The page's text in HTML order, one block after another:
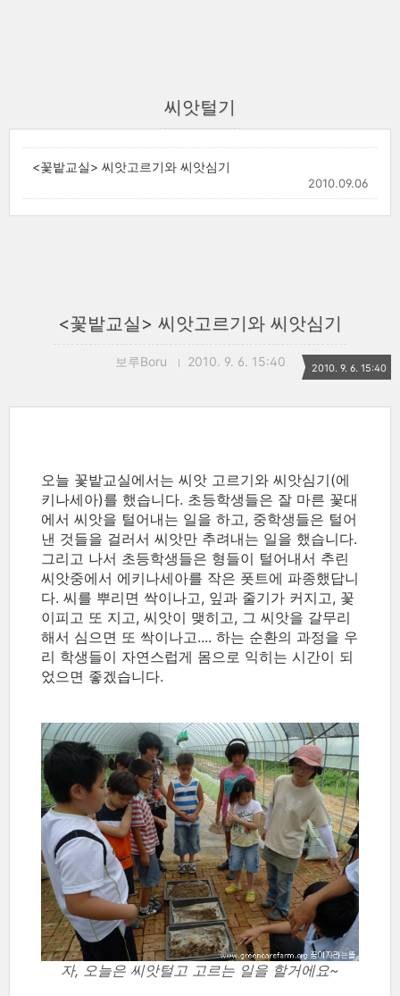
씨앗털기
<꽃밭교실> 씨앗고르기와 씨앗심기
2010.09.06
<꽃밭교실> 씨앗고르기와 씨앗심기
보루Boru 2010. 9. 6. 15:40 2010. 9. 6. 15:40
오늘 꽃밭교실에서는 씨앗 고르기와 씨앗심기(에
키나세아)를 했습니다. 초등학생들은 잘 마른 꽃대
에서 씨앗을 털어내는 일을 하고, 중학생들은 털어
낸 것들을 걸러서 씨앗만 추려내는 일을 했습니다.
그리고 나서 초등학생들은 형들이 털어내서 추린
씨앗중에서 에키나세아를 작은 폿트에 파종했답니
다. 씨를 뿌리면 싹이나고, 잎과 줄기가 커지고, 꽃
이피고 또 지고, 씨앗이 맺히고, 그 씨앗을 갈무리
해서 심으면 또 싹이나고.... 하는 순환의 과정을 우
리 학생들이 자연스럽게 몸으로 익히는 시간이 되
었으면 좋겠습니다.
자, 오늘은 씨앗털고 고르는 일을 할거에요~